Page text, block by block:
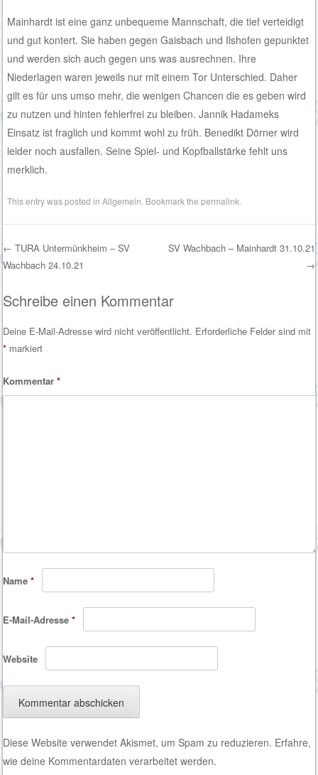
Mainhardt ist eine ganz unbequeme Mannschaft, die tief verteidigt
und gut kontert. Sie haben gegen Gaisbach und Ilshofen gepunktet
und werden sich auch gegen uns was ausrechnen. Ihre
Niederlagen waren jeweils nur mit einem Tor Unterschied. Daher
gilt es für uns umso mehr, die wenigen Chancen die es geben wird
zu nutzen und hinten fehlerfrei zu bleiben. Jannik Hadameks
Einsatz ist fraglich und kommt wohl zu früh. Benedikt Dörner wird
leider noch ausfallen. Seine Spiel- und Kopfballstärke fehlt uns
merklich.
This entry was posted inAllgemein . Bookmark thepermalink
Post navigation
← TURA Untermünkheim – SV
Wachbach 24.10.21
SV Wachbach – Mainhardt 31.10.21
→
Schreibe einen Kommentar
Deine E-Mail-Adresse wird nicht veröffentlicht. Erforderliche Felder sind mit
* markiert
Kommentar*
Name*
E-Mail-Adresse*
Website
Diese Website verwendet Akismet, um Spam zu reduzieren. Erfahre,
wie deine Kommentardaten verarbeitet werden.